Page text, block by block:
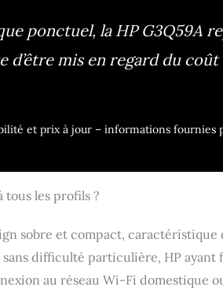
ponctuel, la HP G3Q59A
d’être mis en regard du
et prix à jour – informations fournies
tous les profils ?
sobre et compact,
difficulté particulière, HP
au réseau Wi-Fi domestique